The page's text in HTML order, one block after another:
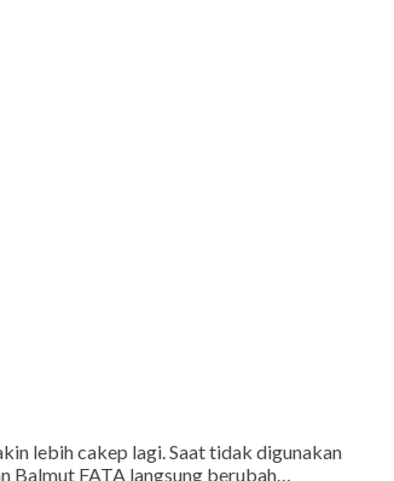
lebih cakep lagi. Saat tidak digunakan
Balmut FATA langsung berubah…